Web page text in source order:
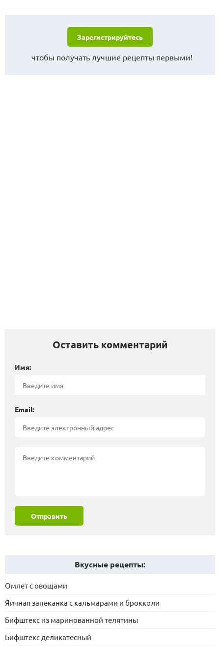
Зарегистрируйтесь
чтобы получать лучшие рецепты первыми!
Оставить комментарий
Имя:
Email:
Отправить
Вкусные рецепты:
Омлет с овощами
Яичная запеканка с кальмарами и брокколи
Бифштекс из маринованной телятины
Бифштекс деликатесный